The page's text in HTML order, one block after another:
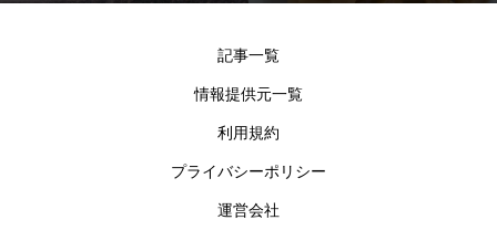
記事一覧
情報提供元一覧
利用規約
プライバシーポリシー
運営会社